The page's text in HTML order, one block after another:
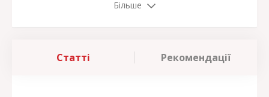
Більше
Статті Рекомендації